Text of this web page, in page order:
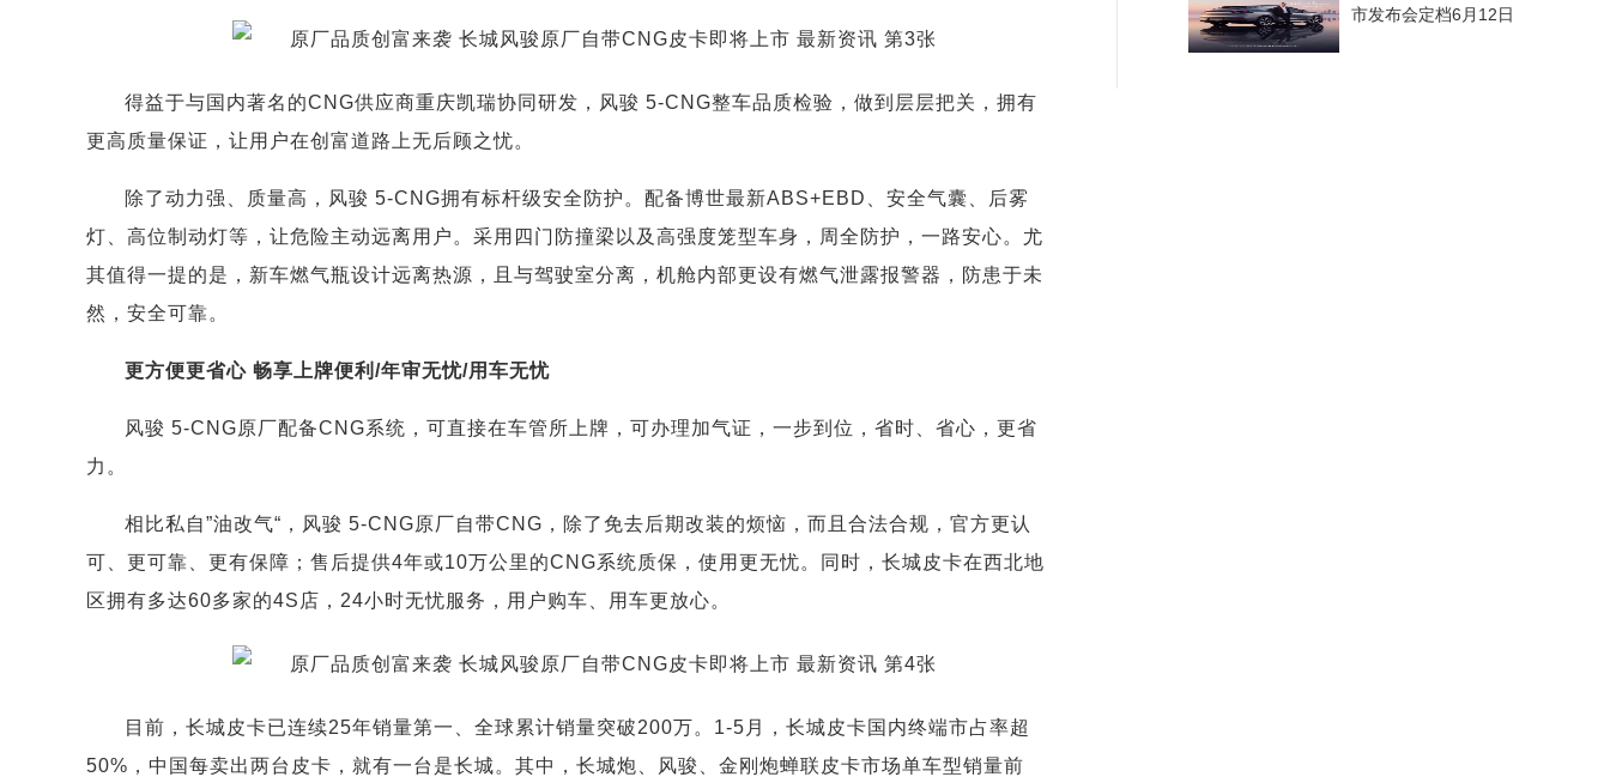
得益于与国内著名的CNG供应商重庆凯瑞协同研发，风骏 5-CNG整车品质检验，做到层层把关，拥有
更高质量保证，让用户在创富道路上无后顾之忧。
除了动力强、质量高，风骏 5-CNG拥有标杆级安全防护。配备博世最新ABS+EBD、安全气囊、后雾
灯、高位制动灯等，让危险主动远离用户。采用四门防撞梁以及高强度笼型车身，周全防护，一路安心。尤
其值得一提的是，新车燃气瓶设计远离热源，且与驾驶室分离，机舱内部更设有燃气泄露报警器，防患于未
然，安全可靠。
更方便更省心 畅享上牌便利/年审无忧/用车无忧
风骏 5-CNG原厂配备CNG系统，可直接在车管所上牌，可办理加气证，一步到位，省时、省心，更省
力。
相比私自”油改气“，风骏 5-CNG原厂自带CNG，除了免去后期改装的烦恼，而且合法合规，官方更认
可、更可靠、更有保障；售后提供4年或10万公里的CNG系统质保，使用更无忧。同时，长城皮卡在西北地
区拥有多达60多家的4S店，24小时无忧服务，用户购车、用车更放心。
目前，长城皮卡已连续25年销量第一、全球累计销量突破200万。1-5月，长城皮卡国内终端市占率超
50%，中国每卖出两台皮卡，就有一台是长城。其中，长城炮、风骏、金刚炮蝉联皮卡市场单车型销量前
市发布会定档6月12日